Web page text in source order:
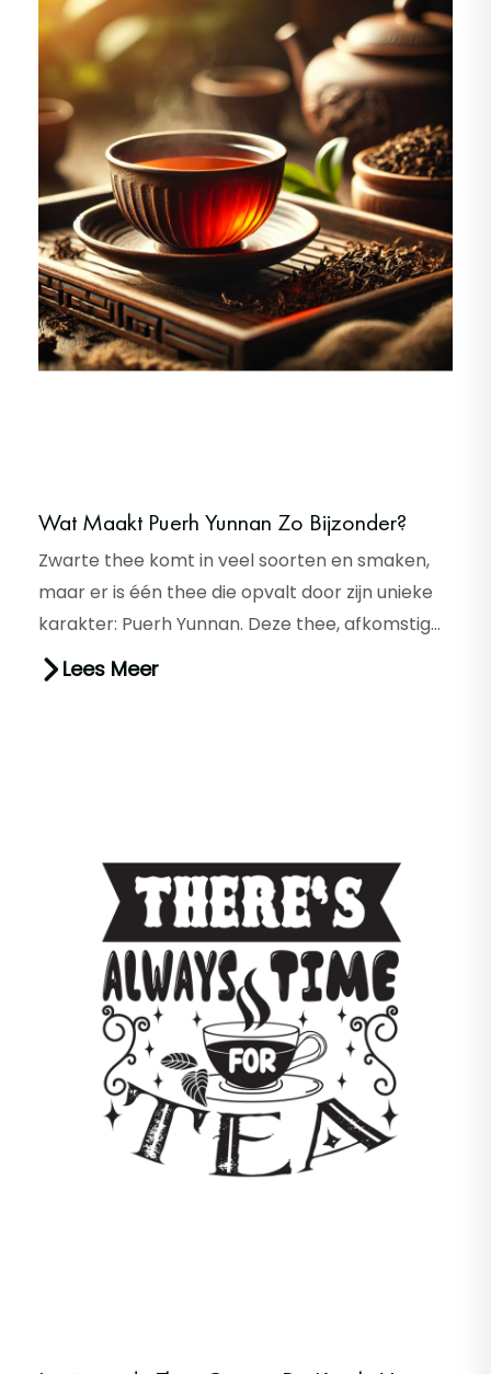
Wat Maakt Puerh Yunnan Zo Bijzonder?
Zwarte thee komt in veel soorten en smaken,
maar er is één thee die opvalt door zijn unieke
karakter: Puerh Yunnan. Deze thee, afkomstig
uit de Chinese provinci...
Lees Meer